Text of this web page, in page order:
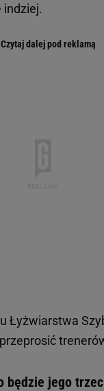
indziej.
Łyżwiarstwa
będzie jego